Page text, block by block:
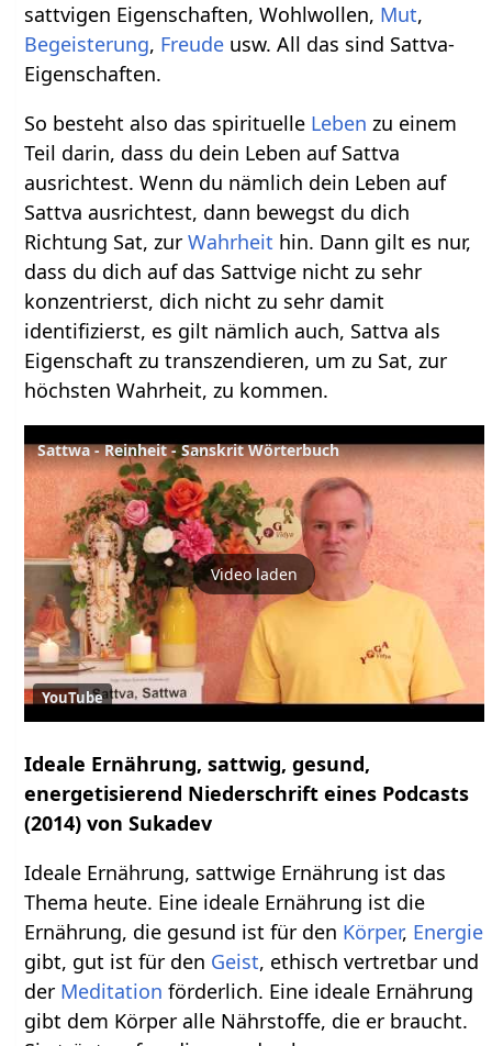
sattvigen Eigenschaften, Wohlwollen, Mut,
Begeisterung, Freude usw. All das sind Sattva-
Eigenschaften.
So besteht also das spirituelle Leben zu einem
Teil darin, dass du dein Leben auf Sattva
ausrichtest. Wenn du nämlich dein Leben auf
Sattva ausrichtest, dann bewegst du dich
Richtung Sat, zurWahrheit hin. Dann gilt es nur,
dass du dich auf das Sattvige nicht zu sehr
konzentrierst, dich nicht zu sehr damit
identifizierst, es gilt nämlich auch, Sattva als
Eigenschaft zu transzendieren, um zu Sat, zur
höchsten Wahrheit, zu kommen.
Sattwa - Reinheit - Sanskrit Wörterbuch
Video laden
YouTube
Ideale Ernährung, sattwig, gesund,
energetisierend Niederschrift eines Podcasts
(2014) von Sukadev
Ideale Ernährung, sattwige Ernährung ist das
Thema heute. Eine ideale Ernährung ist die
Ernährung, die gesund ist für den Körper, Energie
gibt, gut ist für den Geist, ethisch vertretbar und
der Meditation förderlich. Eine ideale Ernährung
gibt dem Körper alle Nährstoffe, die er braucht.